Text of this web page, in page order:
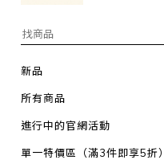
新品
所有商品
進行中的官網活動
單一特價區（滿3件即享5折）